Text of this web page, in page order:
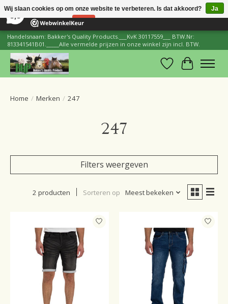
206 Reviews ×
Handelsnaam: Bakker's Quality Products.___KvK 30117559___ BTW.Nr:
813341541B01._____Alle vermelde prijzen in onze winkel zijn incl. BTW.
Verlanglijst
Home / Merken / 247
247
Filters weergeven
2 producten Sorteren op Meest bekeken
Wij slaan cookies op om onze website te verbeteren. Is dat akkoord?
Ja
Nee